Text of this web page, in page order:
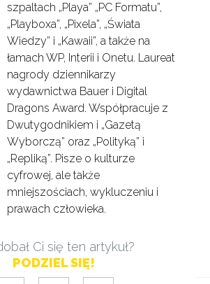
szpaltach „Playa” „PC Formatu”,
„Playboxa”, „Pixela”, „Świata
Wiedzy” i „Kawaii”, a także na
łamach WP, Interii i Onetu. Laureat
nagrody dziennikarzy
wydawnictwa Bauer i Digital
Dragons Award. Współpracuje z
Dwutygodnikiem i „Gazetą
Wyborczą” oraz „Polityką” i
„Repliką”. Pisze o kulturze
cyfrowej, ale także
mniejszościach, wykluczeniu i
prawach człowieka.
Ci się ten artykuł?
PODZIEL SIĘ!